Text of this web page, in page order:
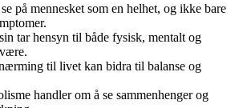
på mennesket som en helhet, og ikke bare
tar hensyn til både fysisk, mentalt og
til livet kan bidra til balanse og
handler om å se sammenhenger og